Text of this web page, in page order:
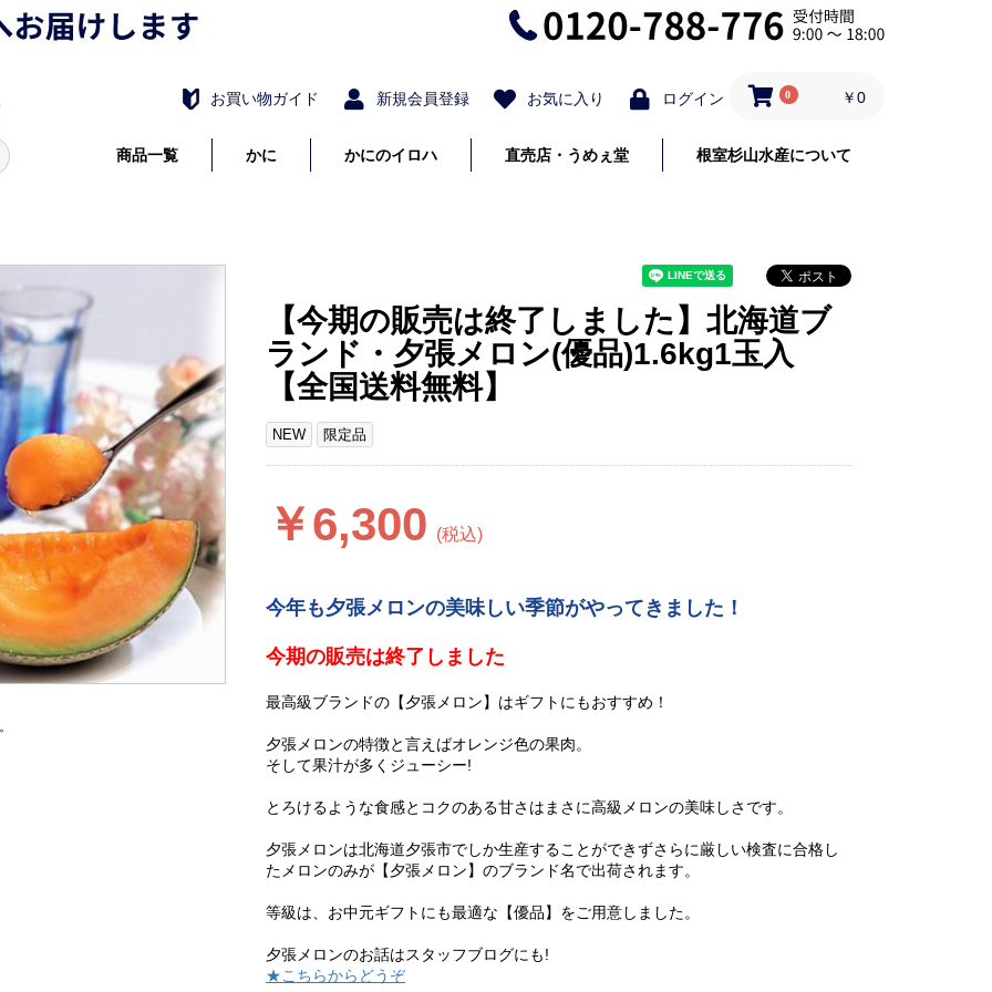
商品一覧 かに かにのイロハ 直売店・うめぇ堂 根室杉山水産について
お買い物ガイド 新規会員登録 お気に入り ログイン 0 ￥0
【今期の販売は終了しました】北海道ブ
ランド・夕張メロン(優品)1.6kg1玉入
【全国送料無料】
NEW 限定品
￥6,300 (税込)
今年も夕張メロンの美味しい季節がやってきました！
今期の販売は終了しました
最高級ブランドの【夕張メロン】はギフトにもおすすめ！
夕張メロンの特徴と言えばオレンジ色の果肉。
そして果汁が多くジューシー!
とろけるような食感とコクのある甘さはまさに高級メロンの美味しさです。
夕張メロンは北海道夕張市でしか生産することができずさらに厳しい検査に合格し
たメロンのみが【夕張メロン】のブランド名で出荷されます。
等級は、お中元ギフトにも最適な【優品】をご用意しました。
夕張メロンのお話はスタッフブログにも!
★こちらからどうぞ